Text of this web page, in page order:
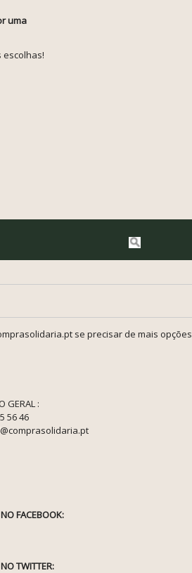
uma
escolhas!
se precisar de mais opções
GERAL :
56 46
FACEBOOK:
TWITTER: